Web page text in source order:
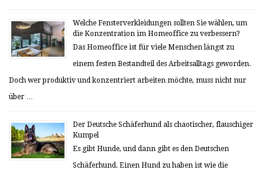
Welche Fensterverkleidungen sollten Sie wählen, um
die Konzentration im Homeoffice zu verbessern?
Das Homeoffice ist für viele Menschen längst zu
einem festen Bestandteil des Arbeitsalltags geworden.
Doch wer produktiv und konzentriert arbeiten möchte, muss nicht nur
über …
Der Deutsche Schäferhund als chaotischer, flauschiger
Kumpel
Es gibt Hunde, und dann gibt es den Deutschen
Schäferhund. Einen Hund zu haben ist wie die